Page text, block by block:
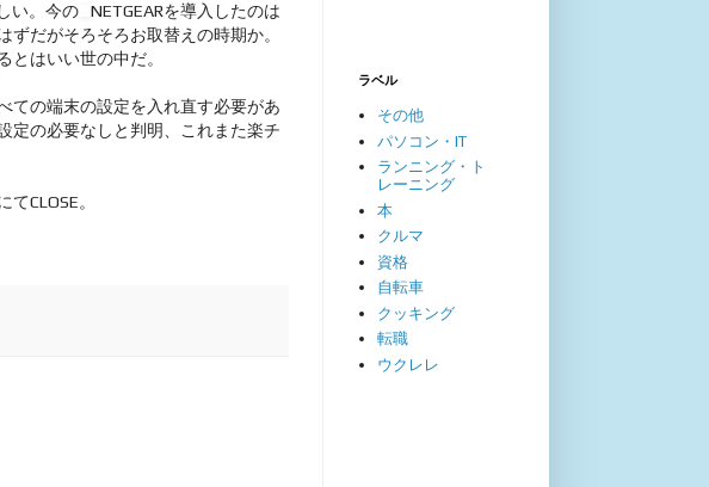
い。今の
NETGEARを導入したのは
だがそろそろお取替えの時期か。
はいい世の中だ。
ての端末の設定を入れ直す必要があ
定の必要なしと判明、これまた楽チ
CLOSE。
ラベル
その他
パソコン・IT
ランニング・ト
レーニング
本
クルマ
資格
自転車
クッキング
転職
ウクレレ